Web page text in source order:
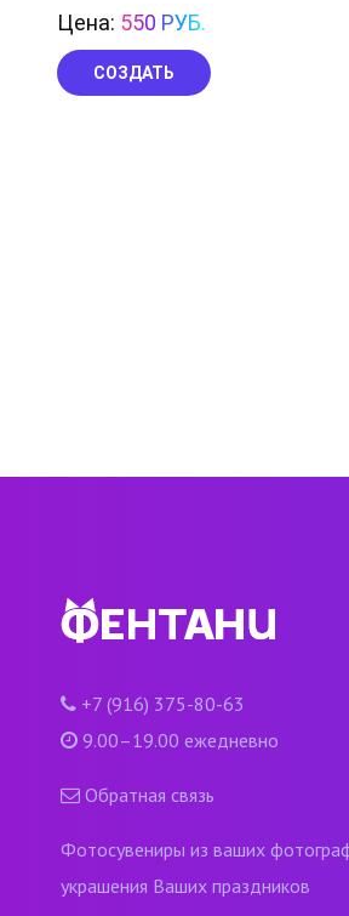
Цена: 550 РУБ.
СОЗДАТЬ
+7 (916) 375-80-63
9.00–19.00 ежедневно
Обратная связь
Фотосувениры из ваших
украшения Ваших праздников